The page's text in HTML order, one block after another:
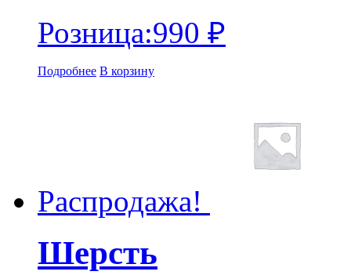
Розница:990 ₽
Подробнее В корзину
Распродажа!
Шерсть